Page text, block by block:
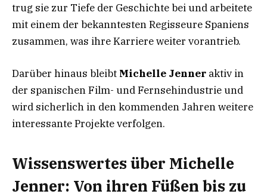
trug sie zur Tiefe der Geschichte bei und arbeitete
mit einem der bekanntesten Regisseure Spaniens
zusammen, was ihre Karriere weiter vorantrieb.
Darüber hinaus bleibt Michelle Jenner aktiv in
der spanischen Film- und Fernsehindustrie und
wird sicherlich in den kommenden Jahren weitere
interessante Projekte verfolgen.
Wissenswertes über Michelle
Jenner: Von ihren Füßen bis zu